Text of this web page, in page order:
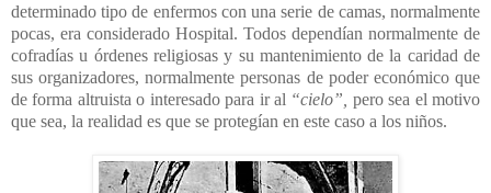
determinado tipo de enfermos con una serie de camas, normalmente
pocas, era considerado Hospital. Todos dependían normalmente de
cofradías u órdenes religiosas y su mantenimiento de la caridad de
sus organizadores, normalmente personas de poder económico que
de forma altruista o interesado para ir al “cielo”, pero sea el motivo
que sea, la realidad es que se protegían en este caso a los niños.